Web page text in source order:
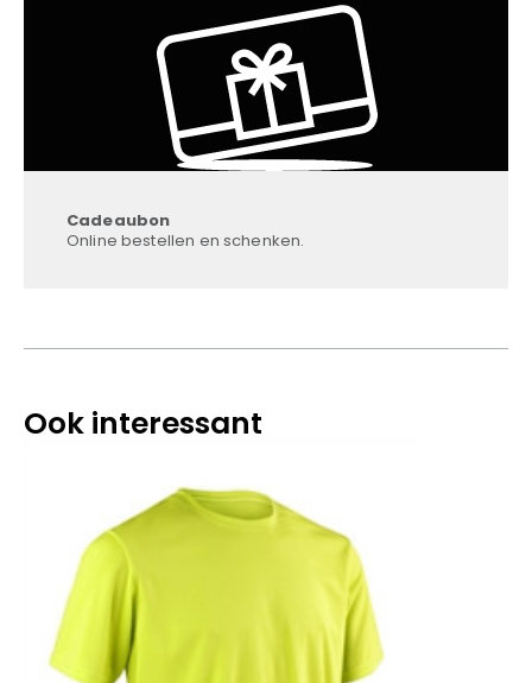
Cadeaubon
Online bestellen en schenken.
Ook interessant